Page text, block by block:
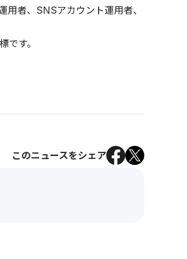
者、SNSアカウント運用者、
す。
このニュースをシェア